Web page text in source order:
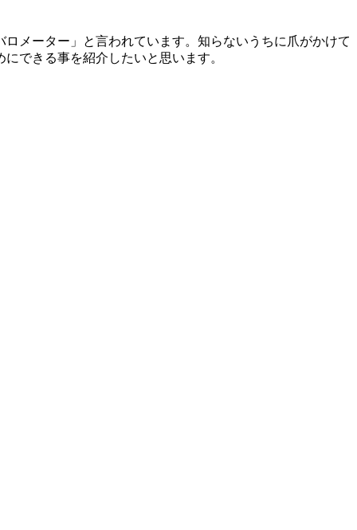
メーター」と言われています。知らないうちに爪がかけて
できる事を紹介したいと思います。